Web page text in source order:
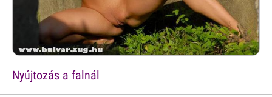
Nyújtozás a falnál